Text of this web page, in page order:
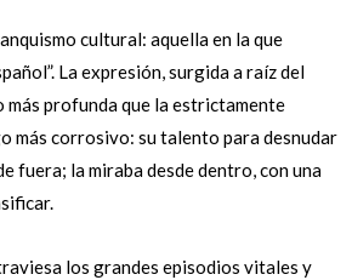
cultural: aquella en la que
La expresión, surgida a raíz del
más profunda que la estrictamente
más corrosivo: su talento para desnudar
fuera; la miraba desde dentro, con una
los grandes episodios vitales y